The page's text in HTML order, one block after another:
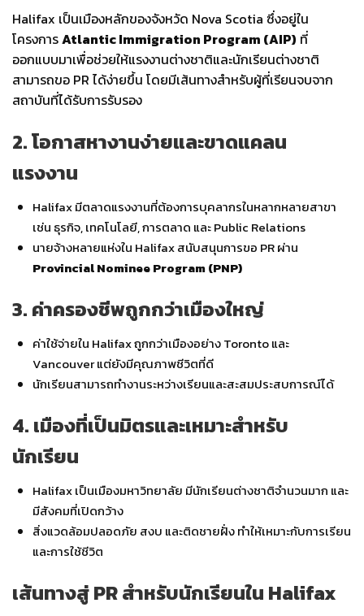
Halifax เป็นเมืองหลักของจังหวัด Nova Scotia ซึ่งอยู่ใน
โครงการAtlantic Immigration Program (AIP) ที่
ออกแบบมาเพื่อช่วยให้แรงงานต่างชาติและนักเรียนต่างชาติ
สามารถขอ PR ได้ง่ายขึ้น โดยมีเส้นทางสำหรับผู้ที่เรียนจบจาก
สถาบันที่ได้รับการรับรอง
2. โอกาสหางานง่ายและขาดแคลน
แรงงาน
Halifax มีตลาดแรงงานที่ต้องการบุคลากรในหลากหลายสาขา
เช่น ธุรกิจ, เทคโนโลยี, การตลาด และ Public Relations
นายจ้างหลายแห่งใน Halifax สนับสนุนการขอ PR ผ่าน
Provincial Nominee Program (PNP)
3. ค่าครองชีพถูกกว่าเมืองใหญ่
ค่าใช้จ่ายใน Halifax ถูกกว่าเมืองอย่าง Toronto และ
Vancouver แต่ยังมีคุณภาพชีวิตที่ดี
นักเรียนสามารถทำงานระหว่างเรียนและสะสมประสบการณ์ได้
4. เมืองที่เป็นมิตรและเหมาะสำหรับ
นักเรียน
Halifax เป็นเมืองมหาวิทยาลัย มีนักเรียนต่างชาติจำนวนมาก และ
มีสังคมที่เปิดกว้าง
สิ่งแวดล้อมปลอดภัย สงบ และติดชายฝั่ง ทำให้เหมาะกับการเรียน
และการใช้ชีวิต
เส้นทางสู่ PR สำหรับนักเรียนใน Halifax